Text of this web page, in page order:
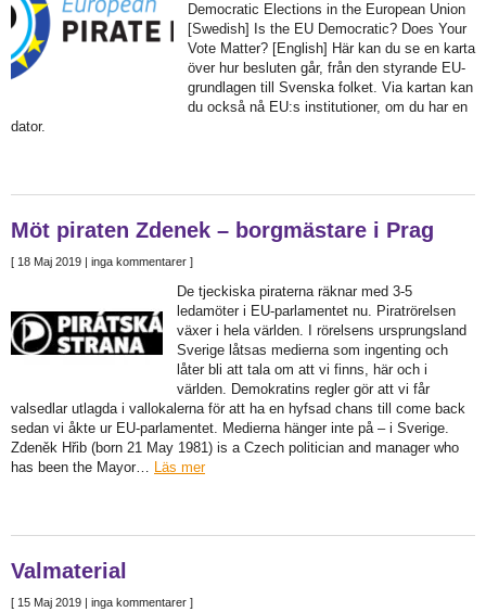
Democratic Elections in the European Union
[Swedish] Is the EU Democratic? Does Your
Vote Matter? [English] Här kan du se en karta
över hur besluten går, från den styrande EU-
grundlagen till Svenska folket. Via kartan kan
du också nå EU:s institutioner, om du har en
dator.
Möt piraten Zdenek – borgmästare i Prag
[ 18 Maj 2019 | inga kommentarer ]
De tjeckiska piraterna räknar med 3-5
ledamöter i EU-parlamentet nu. Piratrörelsen
växer i hela världen. I rörelsens ursprungsland
Sverige låtsas medierna som ingenting och
låter bli att tala om att vi finns, här och i
världen. Demokratins regler gör att vi får
valsedlar utlagda i vallokalerna för att ha en hyfsad chans till come back
sedan vi åkte ur EU-parlamentet. Medierna hänger inte på – i Sverige.
Zdeněk Hřib (born 21 May 1981) is a Czech politician and manager who
has been the Mayor… Läs mer
Valmaterial
[ 15 Maj 2019 | inga kommentarer ]